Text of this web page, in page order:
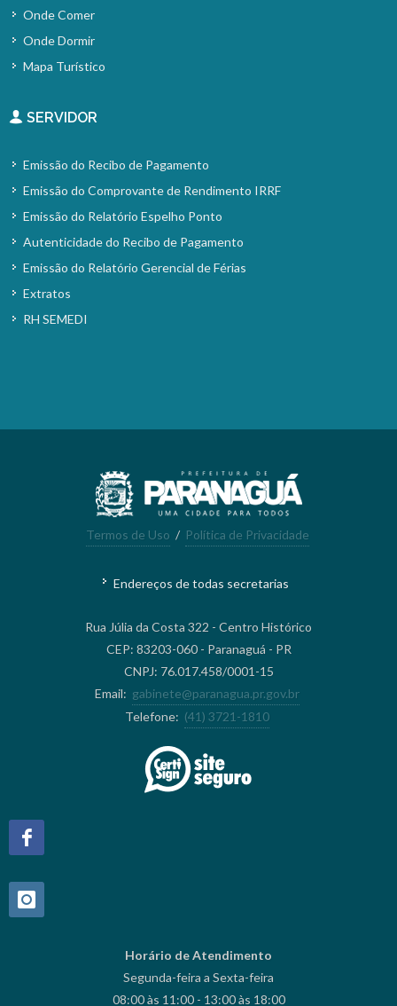
Onde Comer
Onde Dormir
Mapa Turístico
SERVIDOR
Emissão do Recibo de Pagamento
Emissão do Comprovante de Rendimento IRRF
Emissão do Relatório Espelho Ponto
Autenticidade do Recibo de Pagamento
Emissão do Relatório Gerencial de Férias
Extratos
RH SEMEDI
Termos de Uso / Política de Privacidade
Endereços de todas secretarias
Rua Júlia da Costa 322 - Centro Histórico
CEP: 83203-060 - Paranaguá - PR
CNPJ: 76.017.458/0001-15
Email: gabinete@paranagua.pr.gov.br
Telefone: (41) 3721-1810
Horário de Atendimento
Segunda-feira a Sexta-feira
08:00 às 11:00 - 13:00 às 18:00